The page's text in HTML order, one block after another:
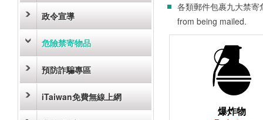
政令宣導
危險禁寄物品
預防詐騙專區
iTaiwan免費無線上網
各類郵件包裹九大禁
from being mailed.
爆炸物